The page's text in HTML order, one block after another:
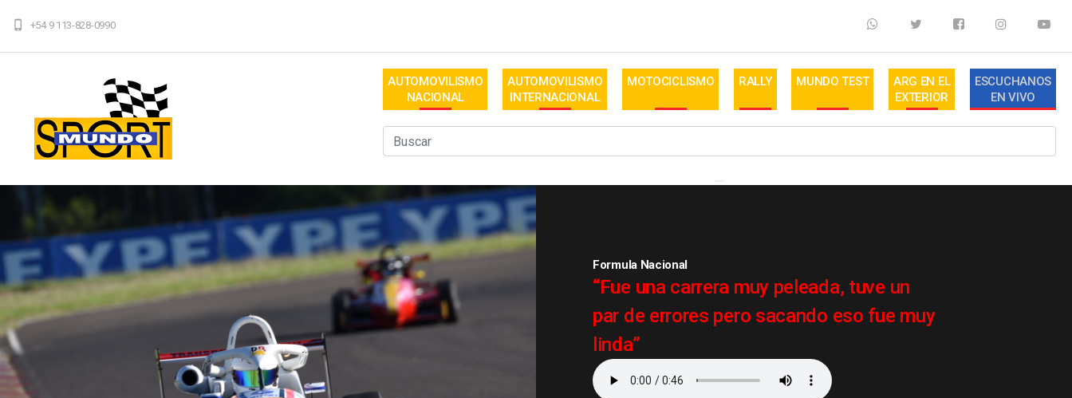
+54 9 113-828-0990
AUTOMOVILISMO
NACIONAL
AUTOMOVILISMO
INTERNACIONAL
MOTOCICLISMO RALLY MUNDO TEST
ARG EN EL
EXTERIOR
ESCUCHANOS
EN VIVO
Formula Nacional
“Fue una carrera muy peleada, tuve un
par de errores pero sacando eso fue muy
linda”